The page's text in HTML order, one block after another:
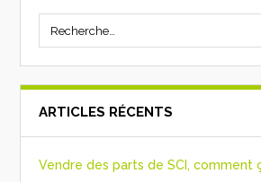
ARTICLES RÉCENTS
Vendre des parts de SCI, comment